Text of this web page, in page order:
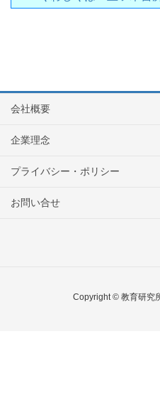
会社概要
企業理念
プライバシー・ポリシー
お問い合せ
Copyright © 教育研究